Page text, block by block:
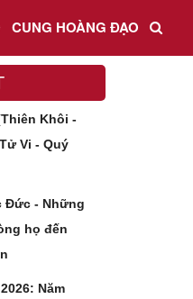
CUNG HOÀNG ĐẠO
Khôi -
Vi - Quý
Đức - Những
họ đến
Năm